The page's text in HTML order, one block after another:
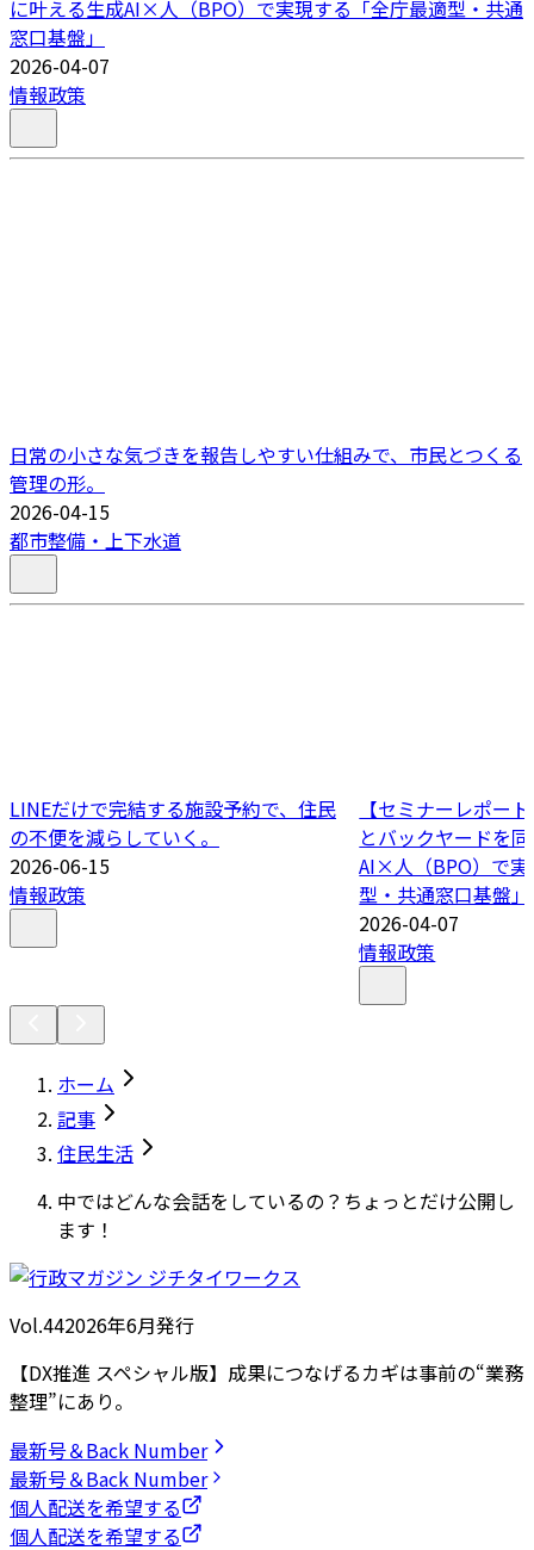
に叶える生成AI×人（BPO）で実現する「全庁最適型・共通
窓口基盤」
2026-04-07
情報政策
日常の小さな気づきを報告しやすい仕組みで、市民とつくる
管理の形。
2026-04-15
都市整備・上下水道
LINEだけで完結する施設予約で、住民
の不便を減らしていく。
2026-06-15
情報政策
【セミナーレポー
とバックヤードを
AI×人（BPO）で
型・共通窓口基盤」
2026-04-07
情報政策
ホーム
記事
住民生活
中ではどんな会話をしているの？ちょっとだけ公開し
ます！
Vol.442026年6月発行
【DX推進 スペシャル版】成果につなげるカギは事前の“業務
整理”にあり。
最新号＆Back Number
最新号＆Back Number
個人配送を希望する
個人配送を希望する